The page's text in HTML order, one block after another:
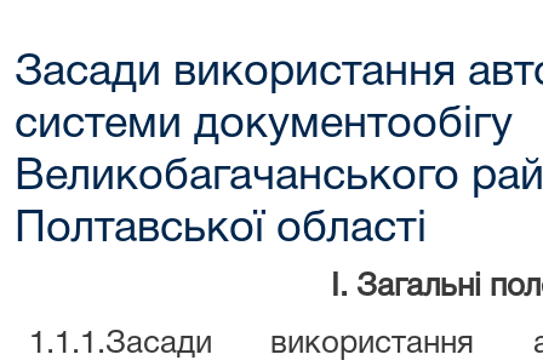
Засади використання
системи документообігу
Великобагачанського
Полтавської області
І. Загальні
1.1.1.Засади використання